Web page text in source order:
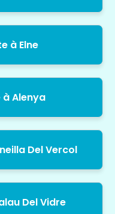
à Elne
Alenya
Del Vercol
Del Vidre